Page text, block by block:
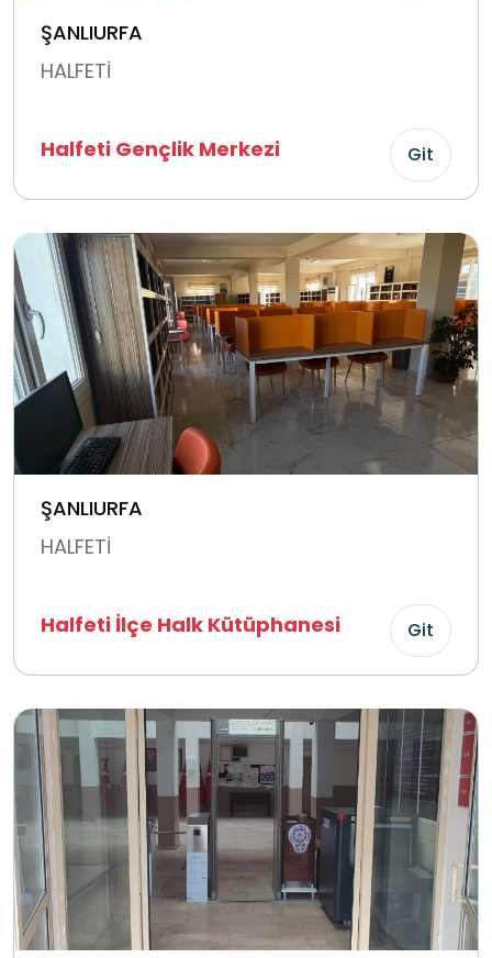
ŞANLIURFA
HALFETİ
Halfeti Gençlik Merkezi Git
ŞANLIURFA
HALFETİ
Halfeti İlçe Halk Kütüphanesi Git